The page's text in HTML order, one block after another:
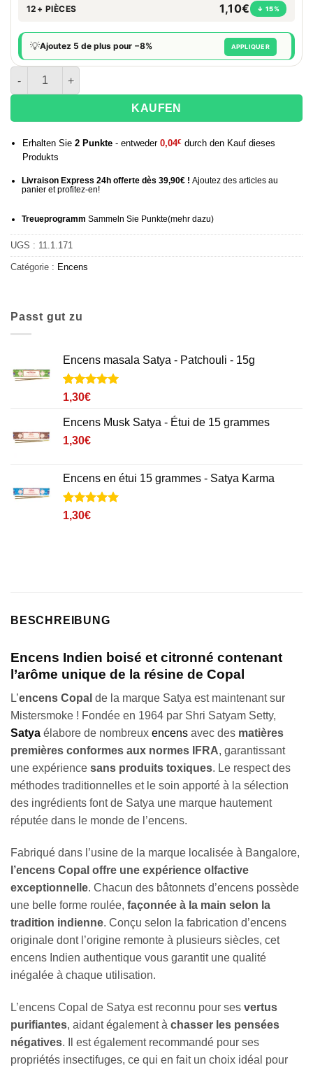
12+ PIÈCES 1,10€ ↓ 15%
💡Ajoutez 5 de plus pour −8% APPLIQUER
quantité de Encens Satya en lot de 15 grammes - Copal
KAUFEN
Erhalten Sie 2Punkte- entweder 0,04€ durch den Kauf dieses
Produkts
Livraison Express 24h offerte dès 39,90€ ! Ajoutez des articles au
panier et profitez-en!
Treueprogramm Sammeln Sie Punkte(mehrdazu)
UGS : 11.1.171
Catégorie : Encens
Passt gut zu
Encens masala Satya - Patchouli - 15g
Noté5
5 basé sur
1
notation
client
1,30€
Encens Musk Satya - Étui de 15 grammes
1,30€
Encens en étui 15 grammes - Satya Karma
Noté5
5 basé sur
1
1,30€
BESCHREIBUNG
Encens Indien boisé et citronné contenant
l’arôme unique de la résine de Copal
L’encens Copal de la marque Satya est maintenant sur
Mistersmoke ! Fondée en 1964 par Shri Satyam Setty,
Satya élabore de nombreux encens avec des matières
premières conformes aux normes IFRA, garantissant
une expérience sans produits toxiques. Le respect des
méthodes traditionnelles et le soin apporté à la sélection
des ingrédients font de Satya une marque hautement
réputée dans le monde de l’encens.
Fabriqué dans l’usine de la marque localisée à Bangalore,
l’encens Copal offre une expérience olfactive
exceptionnelle. Chacun des bâtonnets d’encens possède
une belle forme roulée, façonnée à la main selon la
tradition indienne. Conçu selon la fabrication d’encens
originale dont l’origine remonte à plusieurs siècles, cet
encens Indien authentique vous garantit une qualité
inégalée à chaque utilisation.
L’encens Copal de Satya est reconnu pour ses vertus
purifiantes, aidant également à chasser les pensées
négatives. Il est également recommandé pour ses
propriétés insectifuges, ce qui en fait un choix idéal pour